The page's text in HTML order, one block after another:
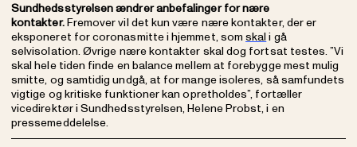
Sundhedsstyrelsen ændrer anbefalinger for nære
kontakter.Fremover vil det kun være nære kontakter, der er
eksponeret for coronasmitte i hjemmet, somskali gå
selvisolation. Øvrige nære kontakter skal dog fortsat testes. ”Vi
skal hele tiden finde en balance mellem at forebygge mest mulig
smitte, og samtidig undgå, at for mange isoleres, så samfundets
vigtige og kritiske funktioner kan opretholdes”, fortæller
vicedirektør i Sundhedsstyrelsen, Helene Probst, i en
pressemeddelelse.